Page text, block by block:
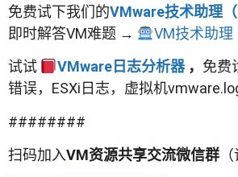
免费试下我们的VMware技术助理（
即时解答VM难题 →
VM技术助理
试试
VMware日志分析器 ， 免费
错误，ESXi日志，虚拟机
########
扫码加入VM资源共享交流微信群